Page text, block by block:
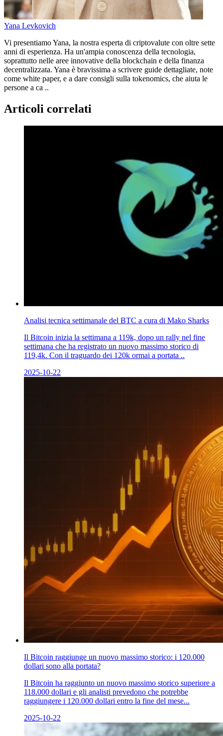
Yana Levkovich
Vi presentiamo Yana, la nostra esperta di criptovalute con oltre sette
anni di esperienza. Ha un'ampia conoscenza della tecnologia,
soprattutto nelle aree innovative della blockchain e della finanza
decentralizzata. Yana è bravissima a scrivere guide dettagliate, note
come white paper, e a dare consigli sulla tokenomics, che aiuta le
persone a ca ..
Articoli correlati
Analisi tecnica settimanale del BTC a cura di Mako Sharks
Il Bitcoin inizia la settimana a 119k, dopo un rally nel fine
settimana che ha registrato un nuovo massimo storico di
119,4k. Con il traguardo dei 120k ormai a portata ..
2025-10-22
Il Bitcoin raggiunge un nuovo massimo storico: i 120.000
dollari sono alla portata?
Il Bitcoin ha raggiunto un nuovo massimo storico superiore a
118.000 dollari e gli analisti prevedono che potrebbe
raggiungere i 120.000 dollari entro la fine del mese...
2025-10-22